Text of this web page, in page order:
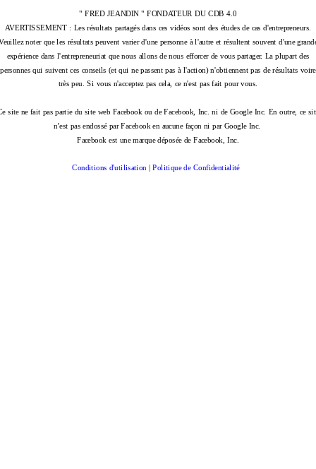
" FRED JEANDIN " FONDATEUR DU CDB 4.0
AVERTISSEMENT : Les résultats partagés dans ces vidéos sont des études de cas d'entrepreneurs.
noter que les résultats peuvent varier d'une personne à l'autre et résultent souvent d'une
expérience dans l'entrepreneuriat que nous allons de nous efforcer de vous partager. La plupart des
personnes qui suivent ces conseils (et qui ne passent pas à l'action) n'obtiennent pas de résultats voire
très peu. Si vous n'acceptez pas cela, ce n'est pas fait pour vous.
site ne fait pas partie du site web Facebook ou de Facebook, Inc. ni de Google Inc. En outre, ce
n’est pas endossé par Facebook en aucune façon ni par Google Inc.
Facebook est une marque déposée de Facebook, Inc.
Conditions d'utilisation |Politique de Confidentialité